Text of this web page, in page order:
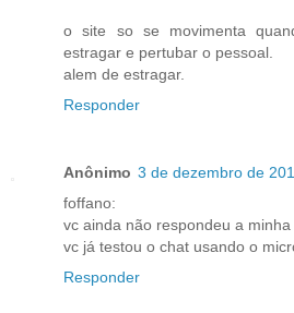
o site so se movimenta
estragar e pertubar o pessoal.
alem de estragar.
Responder
Anônimo 3 de dezembro de
foffano:
vc ainda não respondeu a
vc já testou o chat usando o
Responder